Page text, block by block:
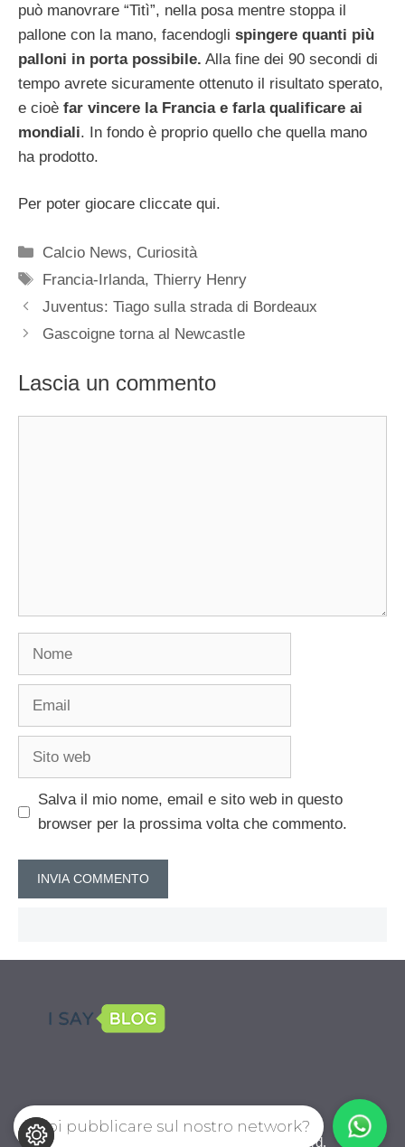
può manovrare “Titì”, nella posa mentre stoppa il
pallone con la mano, facendogli spingere quanti più
palloni in porta possibile. Alla fine dei 90 secondi di
tempo avrete sicuramente ottenuto il risultato sperato,
e cioè far vincere la Francia e farla qualificare ai
mondiali. In fondo è proprio quello che quella mano
ha prodotto.
Per poter giocare cliccate qui.
Categorie
Calcio News, Curiosità
Tag
Francia-Irlanda,Thierry Henry
Juventus: Tiago sulla strada di Bordeaux
Gascoigne torna al Newcastle
Lascia un commento
Nome
Email
Sito
Salva il mio nome, email e sito web in questo
browser per la prossima volta che commento.
CalcioPro.com © 2026. All right reserverd.
Vuoi pubblicare sul nostro network?